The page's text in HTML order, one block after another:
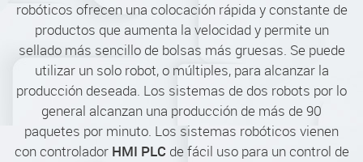
robóticos ofrecen una colocación rápida y constante de
productos que aumenta la velocidad y permite un
sellado más sencillo de bolsas más gruesas. Se puede
utilizar un solo robot, o múltiples, para alcanzar la
producción deseada. Los sistemas de dos robots por lo
general alcanzan una producción de más de 90
paquetes por minuto. Los sistemas robóticos vienen
con controlador HMI PLC de fácil uso para un control de